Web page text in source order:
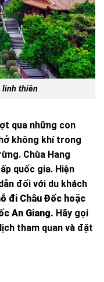
linh thiên
qua những con
không khí trong
Chùa Hang
quốc gia. Hiện
đối với du khách
đi Châu Đốc hoặc
An Giang. Hãy gọi
tham quan và đặt